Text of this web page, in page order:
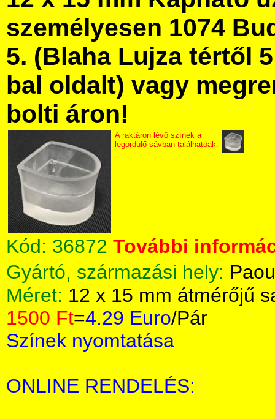
személyesen 1074
5. (Blaha Lujza tértől
bal oldalt) vagy
bolti áron!
A raktáron lévő színek a
legördülő sávban találhatóak.
Kód: 36872 További
Gyártó, származási hely:
Méret: 12 x 15 mm átmérőjű
1500 Ft=4.29 Euro/Pár
Színek nyomtatása
ONLINE RENDELÉS: